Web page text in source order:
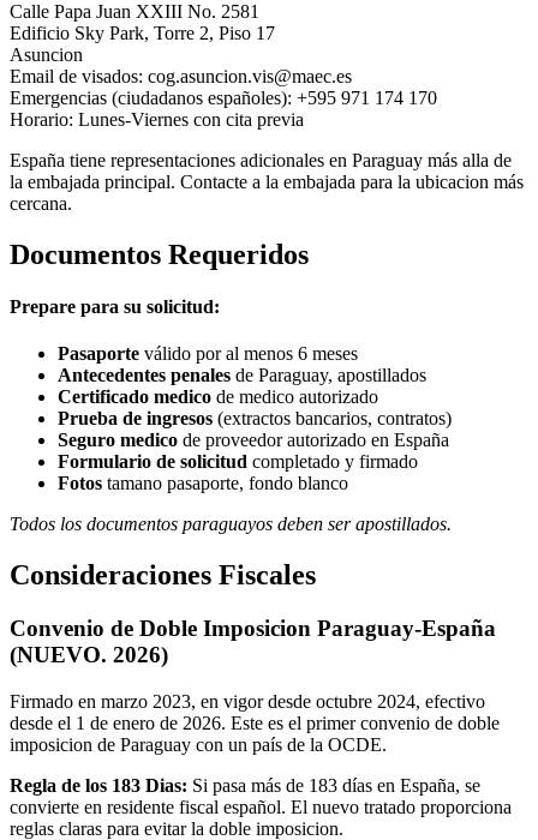
Calle Papa Juan XXIII No. 2581
Edificio Sky Park, Torre 2, Piso 17
Asuncion
Email de visados: cog.asuncion.vis@maec.es
Emergencias (ciudadanos españoles): +595 971 174 170
Horario: Lunes-Viernes con cita previa
España tiene representaciones adicionales en Paraguay más alla de
la embajada principal. Contacte a la embajada para la ubicacion más
cercana.
Documentos Requeridos
Prepare para su solicitud:
Pasaporte válido por al menos 6 meses
Antecedentes penales de Paraguay, apostillados
Certificado medico de medico autorizado
Prueba de ingresos (extractos bancarios, contratos)
Seguro medico de proveedor autorizado en España
Formulario de solicitud completado y firmado
Fotos tamano pasaporte, fondo blanco
Todos los documentos paraguayos deben ser apostillados.
Consideraciones Fiscales
Convenio de Doble Imposicion Paraguay-España
(NUEVO. 2026)
Firmado en marzo 2023, en vigor desde octubre 2024, efectivo
desde el 1 de enero de 2026. Este es el primer convenio de doble
imposicion de Paraguay con un país de la OCDE.
Regla de los 183 Dias: Si pasa más de 183 días en España, se
convierte en residente fiscal español. El nuevo tratado proporciona
reglas claras para evitar la doble imposicion.